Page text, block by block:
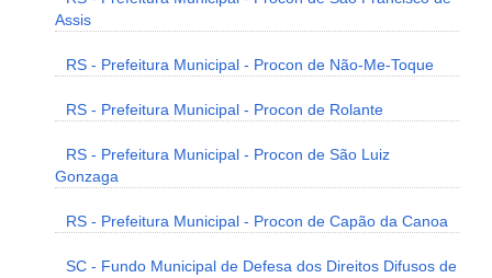
Assis
RS - Prefeitura Municipal - Procon de Não-Me-Toque
RS - Prefeitura Municipal - Procon de Rolante
RS - Prefeitura Municipal - Procon de São Luiz
Gonzaga
RS - Prefeitura Municipal - Procon de Capão da Canoa
SC - Fundo Municipal de Defesa dos Direitos Difusos de